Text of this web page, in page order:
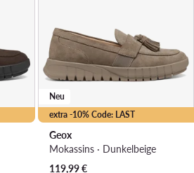
extra -10% Code: LAST
Neu
Geox
Mokassins · Dunkelbeige
119,99€